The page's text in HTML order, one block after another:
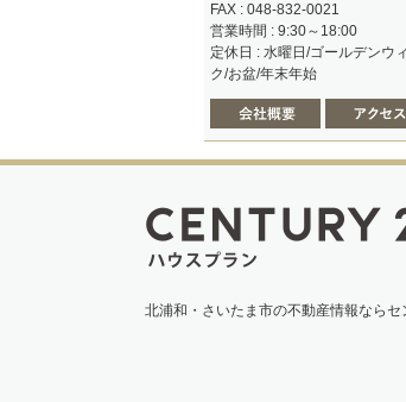
FAX : 048-832-0021
営業時間 : 9:30～18:00
定休日 : 水曜日/ゴールデンウ
ク/お盆/年末年始
北浦和・さいたま市の不動産情報なら